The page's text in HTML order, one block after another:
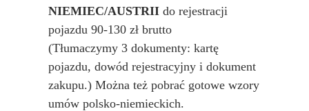
NIEMIEC/AUSTRII do rejestracji
pojazdu 90-130 zł brutto
(Tłumaczymy 3 dokumenty: kartę
pojazdu, dowód rejestracyjny i dokument
zakupu.) Można też pobrać gotowe wzory
umów polsko-niemieckich.